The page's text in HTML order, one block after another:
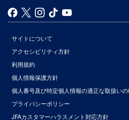
サイトについて
アクセシビリティ方針
利用規約
個人情報保護方針
個人番号及び特定個人情報の適正な取扱い
プライバシーポリシー
JFAカスタマーハラスメント対応方針